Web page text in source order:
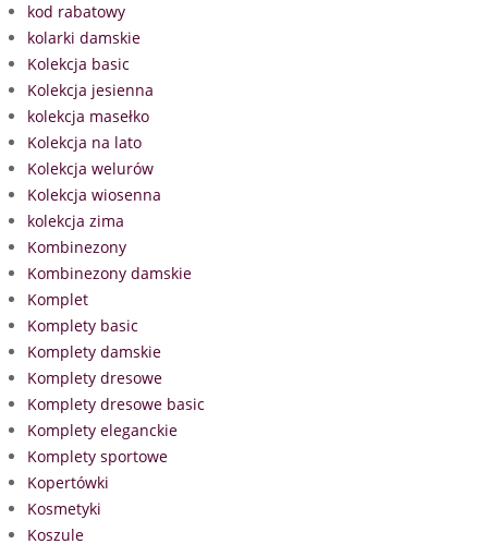
kod rabatowy
kolarki damskie
Kolekcja basic
Kolekcja jesienna
kolekcja masełko
Kolekcja na lato
Kolekcja welurów
Kolekcja wiosenna
kolekcja zima
Kombinezony
Kombinezony damskie
Komplet
Komplety basic
Komplety damskie
Komplety dresowe
Komplety dresowe basic
Komplety eleganckie
Komplety sportowe
Kopertówki
Kosmetyki
Koszule